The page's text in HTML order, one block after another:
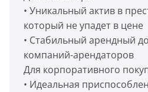
• Уникальный актив в
который не упадет в цене
• Стабильный арендный
компаний-арендаторов
Для корпоративного
• Идеальная